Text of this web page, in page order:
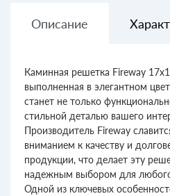
Описание
Каминная решетка Fireway
выполненная в элегантном
станет не только
стильной деталью вашего
Производитель Fireway
вниманием к качеству и
продукции, что делает эту
надежным выбором для
Одной из ключевых